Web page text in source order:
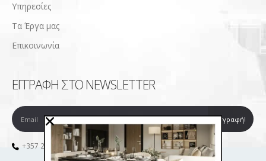
Υπηρεσίες
Τα Έργα μας
Επικοινωνία
ΕΓΓΡΑΦΉ ΣΤΟ NEWSLETTER
+357 25 575 257 info@anchristou.com